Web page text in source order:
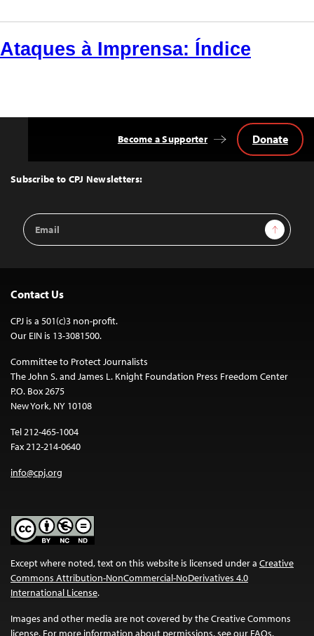
Ataques à Imprensa: Índice
Top
Subscribe to CPJ Newsletters:
Email
Address
Sign Up
Become a Supporter Donate
Contact Us
CPJ is a 501(c)3 non-profit.
Our EIN is 13-3081500.
Committee to Protect Journalists
The John S. and James L. Knight Foundation Press Freedom Center
P.O. Box 2675
New York, NY 10108
Tel 212-465-1004
Fax 212-214-0640
info@cpj.org
Except where noted, text on this website is licensed under a Creative
Commons Attribution-NonCommercial-NoDerivatives 4.0
International License.
Images and other media are not covered by the Creative Commons